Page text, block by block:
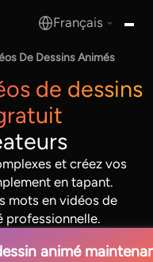
Français
De Dessins Animés
de dessins
et créez vos
en tapant.
mots en vidéos de
professionnelle.
animé